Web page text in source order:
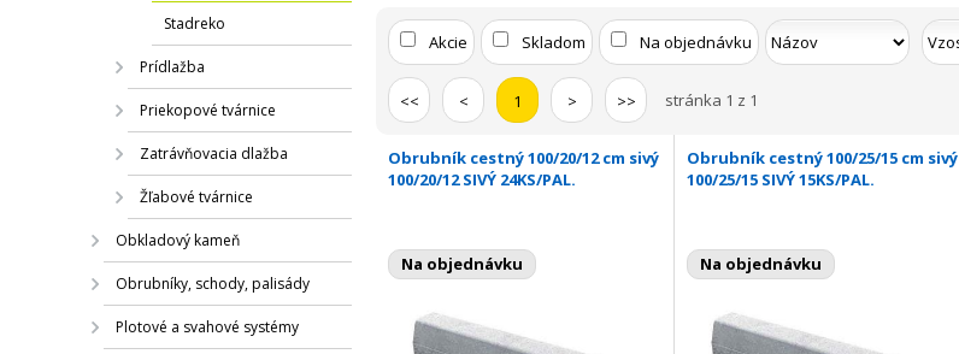
Stadreko
Prídlažba
Priekopové tvárnice
Zatrávňovacia dlažba
Žľabové tvárnice
Obkladový kameň
Obrubníky, schody, palisády
Plotové a svahové systémy
Akcie Skladom Na objednávku
<< < 1 > >> stránka 1 z 1
Obrubník cestný 100/20/12 cm sivý
100/20/12 SIVÝ 24KS/PAL.
Na objednávku
Obrubník cestný 100/25/15 cm sivý
100/25/15 SIVÝ 15KS/PAL.
Na objednávku